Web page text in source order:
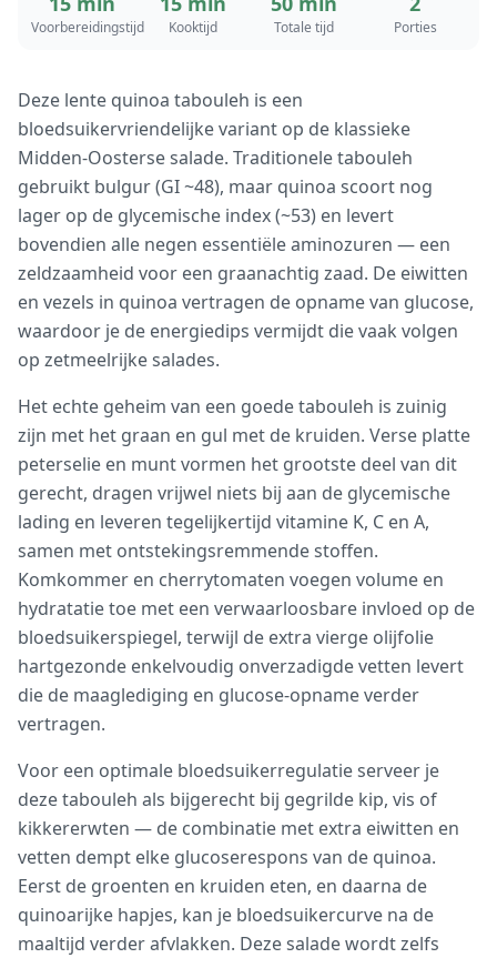
Voorbereidingstijd Kooktijd Totale tijd Porties
Deze lente quinoa tabouleh is een
bloedsuikervriendelijke variant op de klassieke
Midden-Oosterse salade. Traditionele tabouleh
gebruikt bulgur (GI ~48), maar quinoa scoort nog
lager op de glycemische index (~53) en levert
bovendien alle negen essentiële aminozuren — een
zeldzaamheid voor een graanachtig zaad. De eiwitten
en vezels in quinoa vertragen de opname van glucose,
waardoor je de energiedips vermijdt die vaak volgen
op zetmeelrijke salades.
Het echte geheim van een goede tabouleh is zuinig
zijn met het graan en gul met de kruiden. Verse platte
peterselie en munt vormen het grootste deel van dit
gerecht, dragen vrijwel niets bij aan de glycemische
lading en leveren tegelijkertijd vitamine K, C en A,
samen met ontstekingsremmende stoffen.
Komkommer en cherrytomaten voegen volume en
hydratatie toe met een verwaarloosbare invloed op de
bloedsuikerspiegel, terwijl de extra vierge olijfolie
hartgezonde enkelvoudig onverzadigde vetten levert
die de maaglediging en glucose-opname verder
vertragen.
Voor een optimale bloedsuikerregulatie serveer je
deze tabouleh als bijgerecht bij gegrilde kip, vis of
kikkererwten — de combinatie met extra eiwitten en
vetten dempt elke glucoserespons van de quinoa.
Eerst de groenten en kruiden eten, en daarna de
quinoarijke hapjes, kan je bloedsuikercurve na de
maaltijd verder afvlakken. Deze salade wordt zelfs